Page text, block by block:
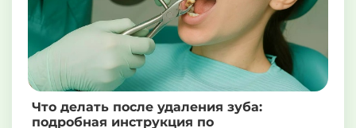
Что делать после удаления зуба:
подробная инструкция по